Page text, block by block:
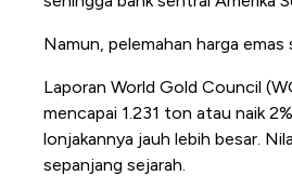
Namun, pelemahan harga
Laporan World Gold Council
mencapai 1.231 ton atau naik
lonjakannya jauh lebih besar.
sepanjang sejarah.